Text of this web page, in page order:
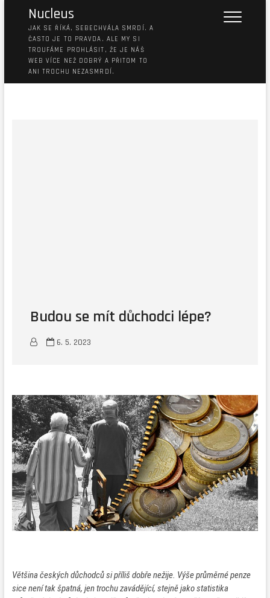
Nucleus
JAK SE ŘÍKÁ, SEBECHVÁLA SMRDÍ. A
ČASTO JE TO PRAVDA. ALE MY SI
TROUFÁME PROHLÁSIT, ŽE JE NÁŠ
WEB VÍCE NEŽ DOBRÝ A PŘITOM TO
ANI TROCHU NEZASMRDÍ.
Budou se mít důchodci lépe?
6. 5. 2023
Většina českých důchodců si příliš dobře nežije. Výše průměrné penze
sice není tak špatná, jen trochu zavádějící, stejně jako statistika